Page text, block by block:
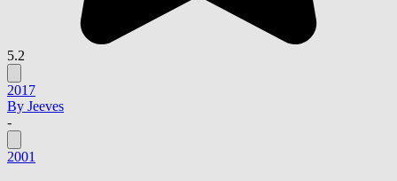
5.2
2017
By Jeeves
-
2001